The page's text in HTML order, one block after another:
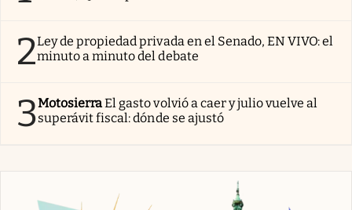
2Ley de propiedad privada en el Senado, EN VIVO: el
minuto a minuto del debate
3MotosierraEl gasto volvió a caer y julio vuelve al
superávit fiscal: dónde se ajustó